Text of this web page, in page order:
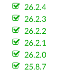
26.2.4
26.2.3
26.2.2
26.2.1
26.2.0
25.8.7